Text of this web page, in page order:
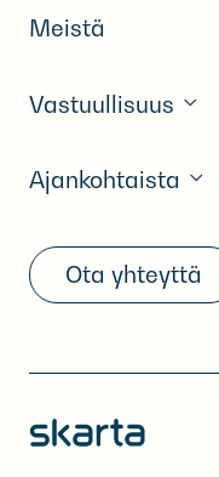
Meistä
Vastuullisuus
Ajankohtaista
Ota yhteyttä